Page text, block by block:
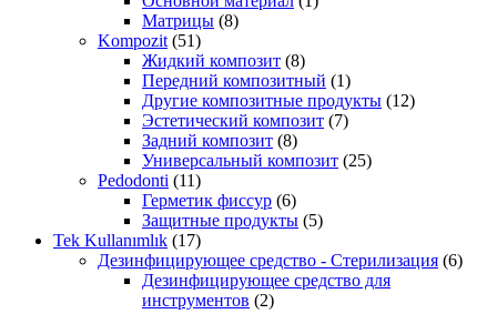
Матрицы (8)
Kompozit (51)
Жидкий композит (8)
Передний композитный (1)
Другие композитные продукты (12)
Эстетический композит (7)
Задний композит (8)
Универсальный композит (25)
Pedodonti (11)
Герметик фиссур (6)
Защитные продукты (5)
Tek Kullanımlık (17)
Дезинфицирующее средство - Стерилизация (6)
Дезинфицирующее средство для
инструментов (2)